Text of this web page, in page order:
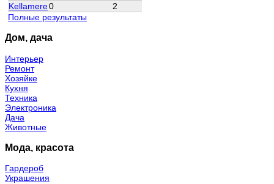
Kellamere0
2
Полные результаты
Дом, дача
Интерьер
Ремонт
Хозяйке
Кухня
Техника
Электроника
Дача
Животные
Мода, красота
Гардероб
Украшения